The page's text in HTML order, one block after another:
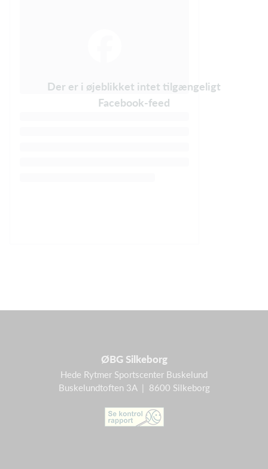
Der er i øjeblikket intet tilgængeligt
Facebook-feed
ØBG Silkeborg
Hede Rytmer Sportscenter Buskelund
Buskelundtoften 3A | 8600 Silkeborg